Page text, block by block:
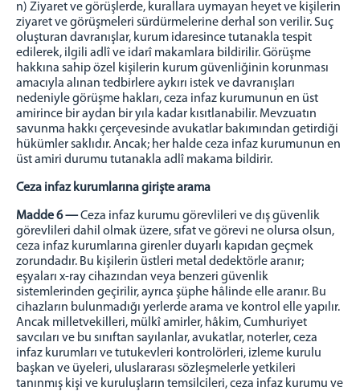
n) Ziyaret ve görüşlerde, kurallara uymayan heyet ve kişilerin
ziyaret ve görüşmeleri sürdürmelerine derhal son verilir. Suç
oluşturan davranışlar, kurum idaresince tutanakla tespit
edilerek, ilgili adlî ve idarî makamlara bildirilir. Görüşme
hakkına sahip özel kişilerin kurum güvenliğinin korunması
amacıyla alınan tedbirlere aykırı istek ve davranışları
nedeniyle görüşme hakları, ceza infaz kurumunun en üst
amirince bir aydan bir yıla kadar kısıtlanabilir. Mevzuatın
savunma hakkı çerçevesinde avukatlar bakımından getirdiği
hükümler saklıdır. Ancak; her halde ceza infaz kurumunun en
üst amiri durumu tutanakla adlî makama bildirir.
Ceza infaz kurumlarına girişte arama
Madde 6 —Ceza infaz kurumu görevlileri ve dış güvenlik
görevlileri dahil olmak üzere, sıfat ve görevi ne olursa olsun,
ceza infaz kurumlarına girenler duyarlı kapıdan geçmek
zorundadır. Bu kişilerin üstleri metal dedektörle aranır;
eşyaları x-ray cihazından veya benzeri güvenlik
sistemlerinden geçirilir, ayrıca şüphe hâlinde elle aranır. Bu
cihazların bulunmadığı yerlerde arama ve kontrol elle yapılır.
Ancak milletvekilleri, mülkî amirler, hâkim, Cumhuriyet
savcıları ve bu sınıftan sayılanlar, avukatlar, noterler, ceza
infaz kurumları ve tutukevleri kontrolörleri, izleme kurulu
başkan ve üyeleri, uluslararası sözleşmelerle yetkileri
tanınmış kişi ve kuruluşların temsilcileri, ceza infaz kurumu ve